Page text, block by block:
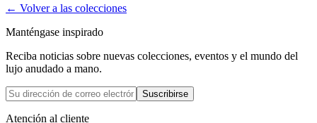
← Volver a las colecciones
Manténgase inspirado
Reciba noticias sobre nuevas colecciones, eventos y el mundo del
lujo anudado a mano.
Suscribirse
Atención al cliente